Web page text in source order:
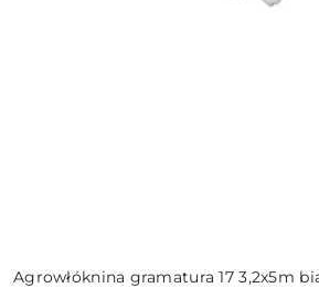
Agrowłóknina gramatura 17 3,2x5m